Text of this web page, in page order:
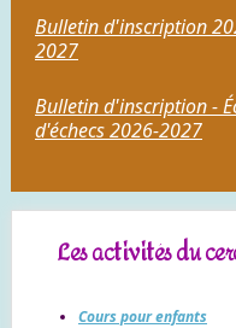
Bulletin d'inscription
2027
Bulletin d'inscription -
d'échecs 2026-2027
Les activités du
Cours pour enfants